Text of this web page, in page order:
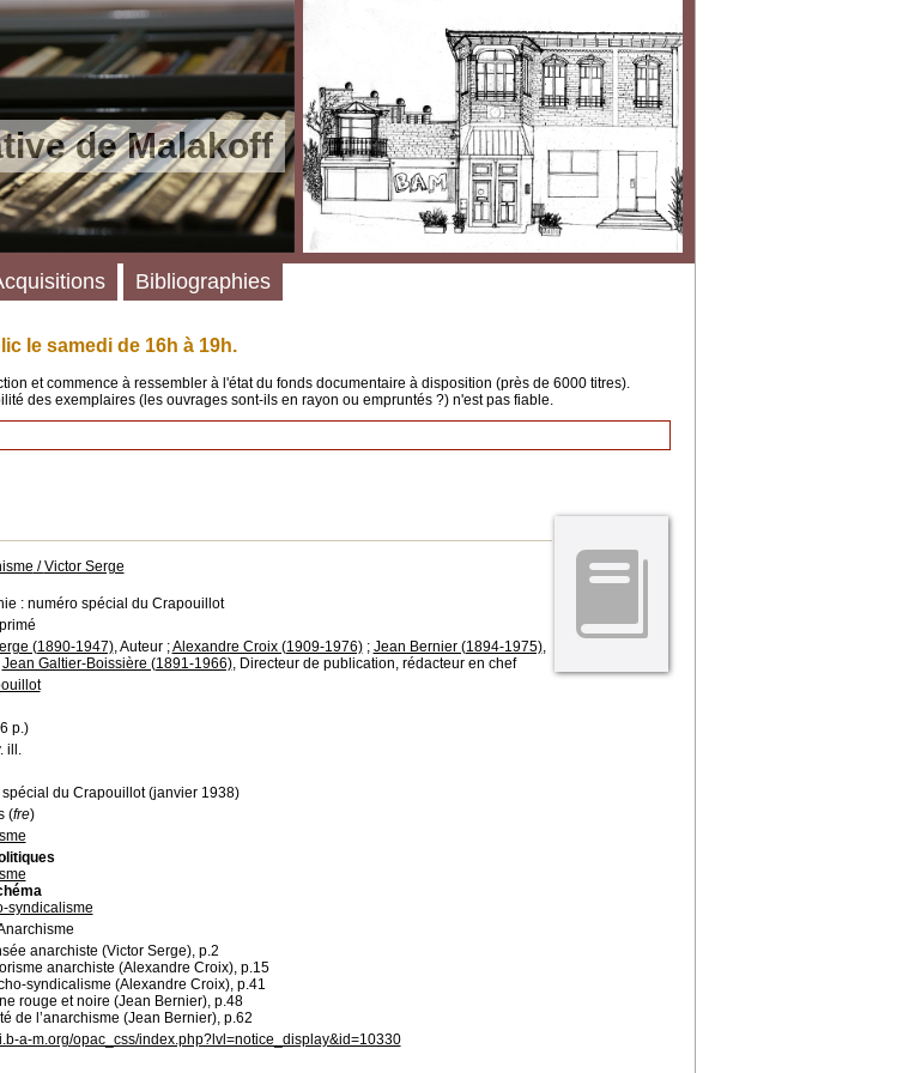
de Malakoff
le samedi de 16h à 19h.
et commence à ressembler à l'état du fonds documentaire à disposition (près de 6000 titres).
des exemplaires (les ouvrages sont-ils en rayon ou empruntés ?) n'est pas fiable.
/Victor Serge
: numéro spécial du Crapouillot
(1890-1947), Auteur ;Alexandre Croix (1909-1976); Jean Bernier (1894-1975),
Jean Galtier-Boissière (1891-1966), Directeur de publication, rédacteur en chef
p.)
ill.
du Crapouillot (janvier 1938)
(fre)
syndicalisme
anarchiste (Victor Serge), p.2
anarchiste (Alexandre Croix), p.15
syndicalisme (Alexandre Croix), p.41
rouge et noire (Jean Bernier), p.48
de l’anarchisme (Jean Bernier), p.62
a-m.org/opac_css/index.php?lvl=notice_display&id=10330
Bibliographies